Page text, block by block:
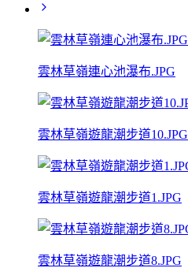
雲林草嶺連心池瀑布.JPG
雲林草嶺遊龍潮步道10.JPG
雲林草嶺遊龍潮步道1.JPG
雲林草嶺遊龍潮步道8.JPG